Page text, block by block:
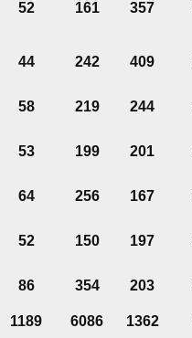
52 161 357
44 242 409
58 219 244
53 199 201
64 256 167
52 150 197
86 354 203
1189 6086 1362